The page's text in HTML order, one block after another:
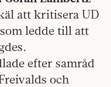
att kritisera UD
ledde till att
efter samråd
och